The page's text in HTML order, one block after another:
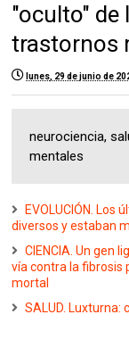
"oculto" de
trastornos
lunes, 29 de junio de
neurociencia,
mentales
EVOLUCIÓN. Los
diversos y estaban
CIENCIA. Un gen
vía contra la fibrosis
mortal
SALUD. Luxturna: